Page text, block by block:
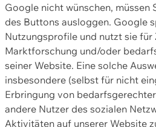
Google nicht wünschen, müssen
des Buttons ausloggen. Google
Nutzungsprofile und nutzt sie für
Marktforschung und/oder
seiner Website. Eine solche
insbesondere (selbst für nicht
Erbringung von
andere Nutzer des sozialen
Aktivitäten auf unserer Website